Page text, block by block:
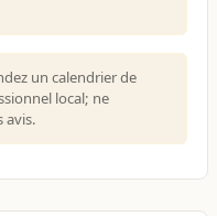
un calendrier de
local; ne
avis.